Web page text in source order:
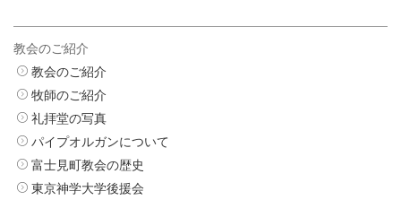
教会のご紹介
教会のご紹介
牧師のご紹介
礼拝堂の写真
パイプオルガンについて
富士見町教会の歴史
東京神学大学後援会